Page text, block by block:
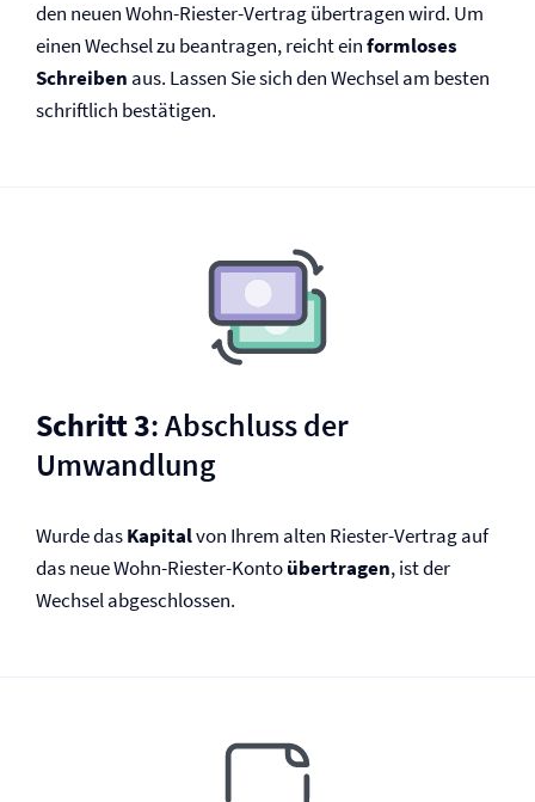
den neuen Wohn-Riester-Vertrag übertragen wird. Um
einen Wechsel zu beantragen, reicht einformloses
Schreiben aus. Lassen Sie sich den Wechsel am besten
schriftlich bestätigen.
Schritt 3: Abschluss der
Umwandlung
Wurde dasKapitalvon Ihrem alten Riester-Vertrag auf
das neue Wohn-Riester-Kontoübertragen, ist der
Wechsel abgeschlossen.